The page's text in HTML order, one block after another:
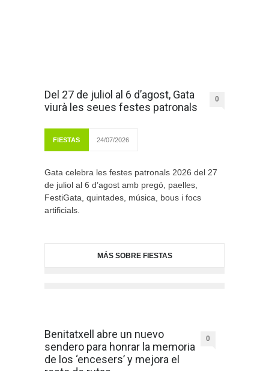
Del 27 de juliol al 6 d’agost, Gata
viurà les seues festes patronals
0
FIESTAS 24/07/2026
Gata celebra les festes patronals 2026 del 27
de juliol al 6 d’agost amb pregó, paelles,
FestiGata, quintades, música, bous i focs
artificials.
MÁS SOBRE FIESTAS
Benitatxell abre un nuevo
sendero para honrar la memoria
de los ‘encesers’ y mejora el
0